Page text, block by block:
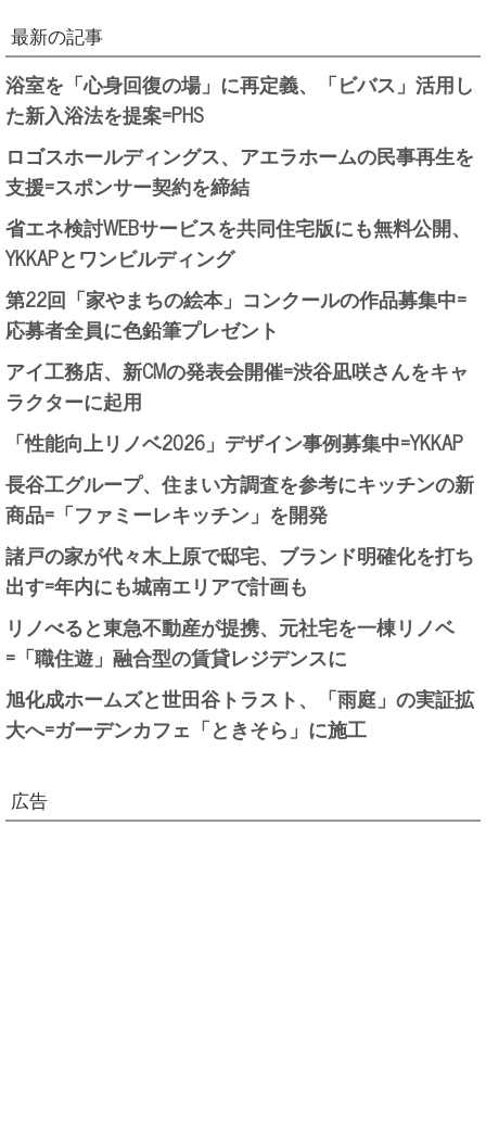
最新の記事
浴室を「心身回復の場」に再定義、「ビバス」活用し
た新入浴法を提案=PHS
ロゴスホールディングス、アエラホームの民事再生を
支援=スポンサー契約を締結
省エネ検討WEBサービスを共同住宅版にも無料公開、
YKKAPとワンビルディング
第22回「家やまちの絵本」コンクールの作品募集中=
応募者全員に色鉛筆プレゼント
アイ工務店、新CMの発表会開催=渋谷凪咲さんをキャ
ラクターに起用
「性能向上リノベ2026」デザイン事例募集中=YKKAP
長谷工グループ、住まい方調査を参考にキッチンの新
商品=「ファミーレキッチン」を開発
諸戸の家が代々木上原で邸宅、ブランド明確化を打ち
出す=年内にも城南エリアで計画も
リノべると東急不動産が提携、元社宅を一棟リノベ
=「職住遊」融合型の賃貸レジデンスに
旭化成ホームズと世田谷トラスト、「雨庭」の実証拡
大へ=ガーデンカフェ「ときそら」に施工
広告